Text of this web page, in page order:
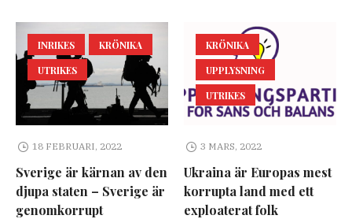
INRIKES
KRÖNIKA
UTRIKES
18 FEBRUARI, 2022
Sverige är kärnan av den
djupa staten – Sverige är
genomkorrupt
KRÖNIKA
UPPLYSNING
UTRIKES
3 MARS, 2022
Ukraina är Europas mest
korrupta land med ett
exploaterat folk